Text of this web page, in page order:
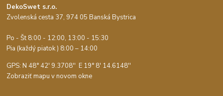
DekoSwet s.r.o.
Zvolenská cesta 37, 974 05 Banská Bystrica
Po - Št 8:00 - 12:00, 13:00 - 15:30
Pia (každý piatok ) 8:00 – 14:00
GPS: N 48° 42' 9.3708'' E 19° 8' 14.6148''
Zobraziť mapu v novom okne